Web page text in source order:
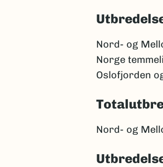
Nord- og
Norge
Oslofjorden
Nord- og